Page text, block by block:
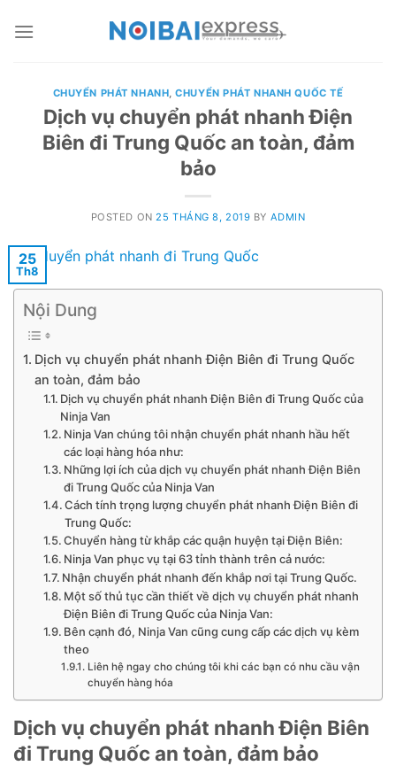
CHUYỂN PHÁT NHANH,CHUYỂN PHÁT NHANH QUỐC TẾ
Dịch vụ chuyển phát nhanh Điện
Biên đi Trung Quốc an toàn, đảm
bảo
POSTED ON 25 THÁNG 8, 2019 BY ADMIN
25
Th8
Nội Dung
Dịch vụ chuyển phát nhanh Điện Biên đi Trung Quốc
an toàn, đảm bảo
Dịch vụ chuyển phát nhanh Điện Biên đi Trung Quốc của
Ninja Van
Ninja Van chúng tôi nhận chuyển phát nhanh hầu hết
các loại hàng hóa như:
Những lợi ích của dịch vụ chuyển phát nhanh Điện Biên
đi Trung Quốc của Ninja Van
Cách tính trọng lượng chuyển phát nhanh Điện Biên đi
Trung Quốc:
Chuyển hàng từ khắp các quận huyện tại Điện Biên:
Ninja Van phục vụ tại 63 tỉnh thành trên cả nước:
Nhận chuyển phát nhanh đến khắp nơi tại Trung Quốc.
Một số thủ tục cần thiết về dịch vụ chuyển phát nhanh
Điện Biên đi Trung Quốc của Ninja Van:
Bên cạnh đó, Ninja Van cũng cung cấp các dịch vụ kèm
theo
Liên hệ ngay cho chúng tôi khi các bạn có nhu cầu vận
chuyển hàng hóa
Dịch vụ chuyển phát nhanh Điện Biên
đi Trung Quốc an toàn, đảm bảo